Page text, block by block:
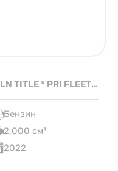
2022 BMW 228I ** R & D * CLN TITLE * PRI FLEET **
Бензин
2,000 см³
2022